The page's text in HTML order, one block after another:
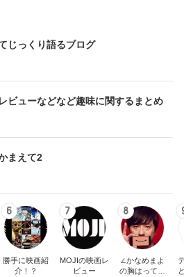
じっくり語るブログ
ビューなどなど趣味に関するまとめ
まえて2
6
勝手に映画紹
介！？
7
MOJIの映画レ
ビュー
8
∠かなめまよ
の胸はって行